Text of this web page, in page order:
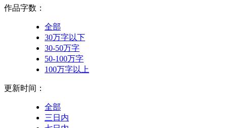
作品字数：
全部
30万字以下
30-50万字
50-100万字
100万字以上
更新时间：
全部
三日内